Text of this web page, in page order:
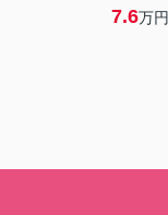
7.6万円